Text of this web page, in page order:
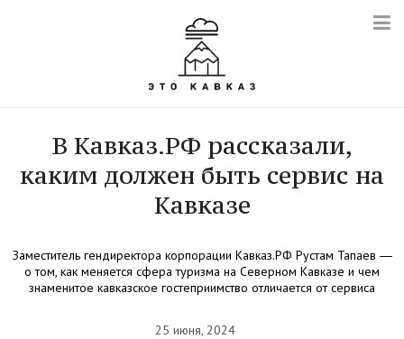
В Кавказ.РФ рассказали,
каким должен быть сервис на
Кавказе
Заместитель гендиректора корпорации Кавказ.РФ Рустам Тапаев ―
о том, как меняется сфера туризма на Северном Кавказе и чем
знаменитое кавказское гостеприимство отличается от сервиса
25 июня, 2024